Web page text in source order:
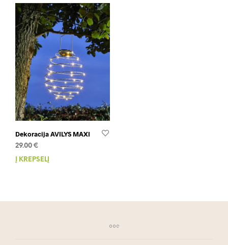
Dekoracija AVILYS MAXI
29.00 €
Į KREPŠELĮ